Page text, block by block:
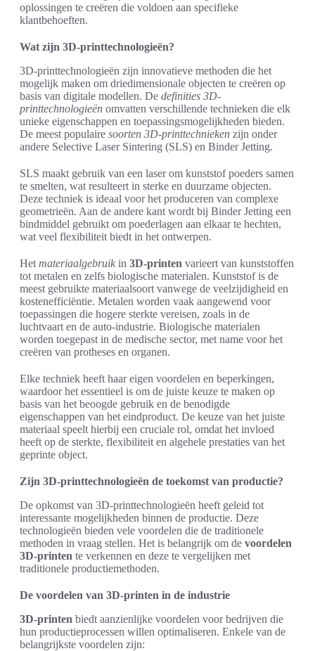
oplossingen te creëren die voldoen aan specifieke
klantbehoeften.
Wat zijn 3D-printtechnologieën?
3D-printtechnologieën zijn innovatieve methoden die het
mogelijk maken om driedimensionale objecten te creëren op
basis van digitale modellen. De definities 3D-
printtechnologieën omvatten verschillende technieken die elk
unieke eigenschappen en toepassingsmogelijkheden bieden.
De meest populaire soorten 3D-printtechnieken zijn onder
andere Selective Laser Sintering (SLS) en Binder Jetting.
SLS maakt gebruik van een laser om kunststof poeders samen
te smelten, wat resulteert in sterke en duurzame objecten.
Deze techniek is ideaal voor het produceren van complexe
geometrieën. Aan de andere kant wordt bij Binder Jetting een
bindmiddel gebruikt om poederlagen aan elkaar te hechten,
wat veel flexibiliteit biedt in het ontwerpen.
Het materiaalgebruik in 3D-printen varieert van kunststoffen
tot metalen en zelfs biologische materialen. Kunststof is de
meest gebruikte materiaalsoort vanwege de veelzijdigheid en
kostenefficiëntie. Metalen worden vaak aangewend voor
toepassingen die hogere sterkte vereisen, zoals in de
luchtvaart en de auto-industrie. Biologische materialen
worden toegepast in de medische sector, met name voor het
creëren van protheses en organen.
Elke techniek heeft haar eigen voordelen en beperkingen,
waardoor het essentieel is om de juiste keuze te maken op
basis van het beoogde gebruik en de benodigde
eigenschappen van het eindproduct. De keuze van het juiste
materiaal speelt hierbij een cruciale rol, omdat het invloed
heeft op de sterkte, flexibiliteit en algehele prestaties van het
geprinte object.
Zijn 3D-printtechnologieën de toekomst van productie?
De opkomst van 3D-printtechnologieën heeft geleid tot
interessante mogelijkheden binnen de productie. Deze
technologieën bieden vele voordelen die de traditionele
methoden in vraag stellen. Het is belangrijk om de voordelen
3D-printen te verkennen en deze te vergelijken met
traditionele productiemethoden.
De voordelen van 3D-printen in de industrie
3D-printen biedt aanzienlijke voordelen voor bedrijven die
hun productieprocessen willen optimaliseren. Enkele van de
belangrijkste voordelen zijn: